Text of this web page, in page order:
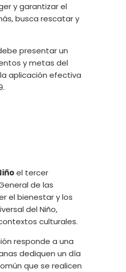
y garantizar el
busca rescatar y
presentar un
y metas del
aplicación efectiva
el tercer
de las
el bienestar y los
del Niño,
culturales.​
responde a una
dediquen un día
que se realicen